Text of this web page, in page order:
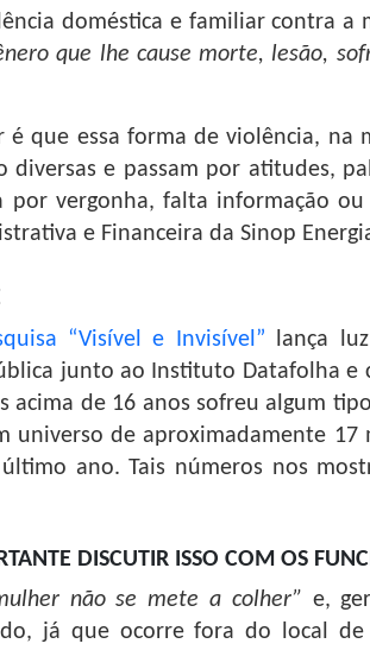
doméstica e familiar contra a
que lhe cause morte, lesão,
é que essa forma de violência, na
diversas e passam por atitudes,
por vergonha, falta informação
e Financeira da Sinop
“Visível e Invisível” lança
junto ao Instituto Datafolha
acima de 16 anos sofreu algum
universo de aproximadamente
ano. Tais números nos
DISCUTIR ISSO COM OS
não se mete a colher” e,
já que ocorre fora do local